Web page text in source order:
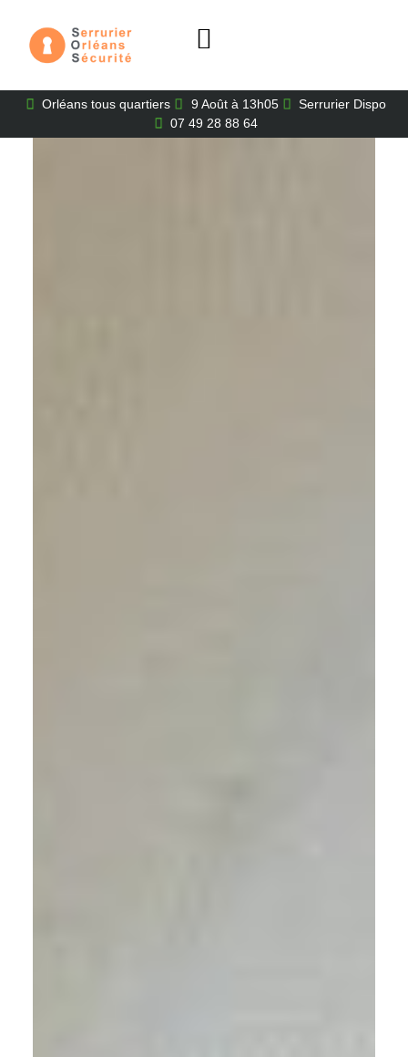
Orléans tous quartiers 9 Août à 13h05
Serrurier Dispo
07 49 28 88 64